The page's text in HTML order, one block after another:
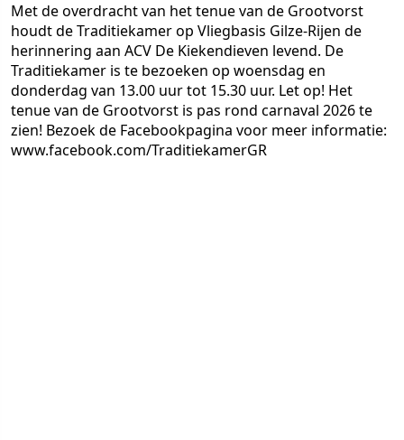
Met de overdracht van het tenue van de Grootvorst
houdt de Traditiekamer op Vliegbasis Gilze-Rijen de
herinnering aan ACV De Kiekendieven levend. De
Traditiekamer is te bezoeken op woensdag en
donderdag van 13.00 uur tot 15.30 uur. Let op! Het
tenue van de Grootvorst is pas rond carnaval 2026 te
zien! Bezoek de Facebookpagina voor meer informatie:
www.facebook.com/TraditiekamerGR